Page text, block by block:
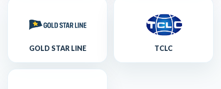
GOLD STAR LINE TCLC